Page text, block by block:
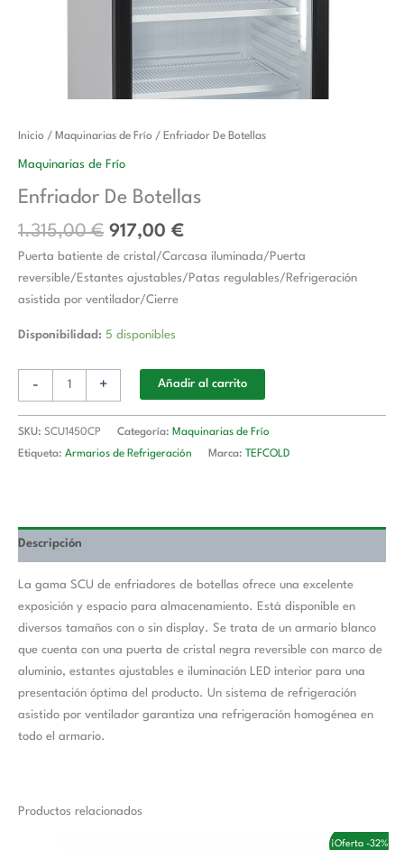
Inicio / Maquinarias de Frío / Enfriador De Botellas
Maquinarias de Frío
Enfriador De Botellas
1.315,00€
El
precio
era:
1.315,00 €.
917,00 €
El
es:
917,00 €.
Puerta batiente de cristal/Carcasa iluminada/Puerta
reversible/Estantes ajustables/Patas regulables/Refrigeración
asistida por ventilador/Cierre
Disponibilidad: 5 disponibles
-
Enfriador
De
cantidad
+ Añadir al carrito
SKU: SCU1450CP Categoría: Maquinarias de Frío
Etiqueta: Armarios de Refrigeración Marca: TEFCOLD
Descripción
La gama SCU de enfriadores de botellas ofrece una excelente
exposición y espacio para almacenamiento. Está disponible en
diversos tamaños con o sin display. Se trata de un armario blanco
que cuenta con una puerta de cristal negra reversible con marco de
aluminio, estantes ajustables e iluminación LED interior para una
presentación óptima del producto. Un sistema de refrigeración
asistido por ventilador garantiza una refrigeración homogénea en
todo el armario.
Productos relacionados
¡Oferta -32%!